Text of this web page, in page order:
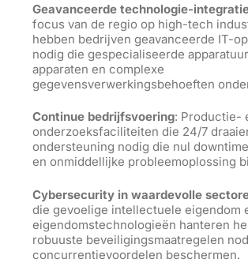
Geavanceerde technologie-
focus van de regio op high-tech
hebben bedrijven geavanceerde IT-
nodig die gespecialiseerde
apparaten en complexe
gegevensverwerkingsbehoeften
Continue bedrijfsvoering: Productie-
onderzoeksfaciliteiten die 24/7
ondersteuning nodig die nul
en onmiddellijke probleemoplossing
Cybersecurity in waardevolle
die gevoelige intellectuele eigendom
eigendomstechnologieën hanteren
robuuste beveiligingsmaatregelen
concurrentievoordelen beschermen.